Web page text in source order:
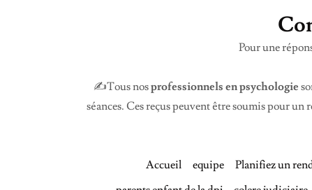
Pour une
✍️Tous nosprofessionnels en psychologie
séances. Ces reçus peuvent être soumis pour
Accueil equipe Planifiez un